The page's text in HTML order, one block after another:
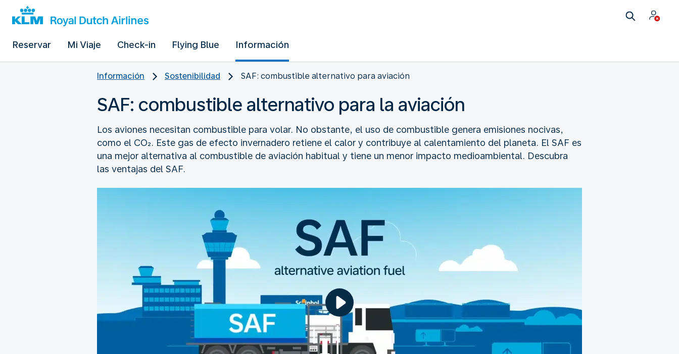
Reservar Mi Viaje Check-in Flying Blue Información
Información Sostenibilidad SAF: combustible alternativo para aviación
SAF: combustible alternativo para la aviación
Los aviones necesitan combustible para volar. No obstante, el uso de combustible genera emisiones nocivas,
como el CO₂. Este gas de efecto invernadero retiene el calor y contribuye al calentamiento del planeta. El SAF es
una mejor alternativa al combustible de aviación habitual y tiene un menor impacto medioambiental. Descubra
las ventajas del SAF.